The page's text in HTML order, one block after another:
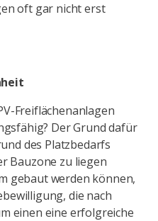
oft gar nicht erst
Freiflächenanlagen
Der Grund dafür
des Platzbedarfs
Bauzone zu liegen
gebaut werden können,
die nach
einen eine erfolgreiche